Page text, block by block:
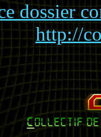
dossier
http://